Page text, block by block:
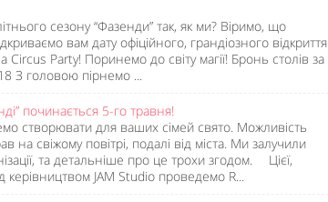
сезону “Фазенди” так, як ми? Віримо, що
вам дату офіційного, грандіозного відкриття
Party! Поринемо до світу магії! Бронь столів за
З головою пірнемо ...
починається 5-го травня!
створювати для ваших сімей свято. Можливість
на свіжому повітрі, подалі від міста. Ми залучили
та детальніше про це трохи згодом. ⠀ Цієї,
керівництвом JAM Studio проведемо R...
Like It